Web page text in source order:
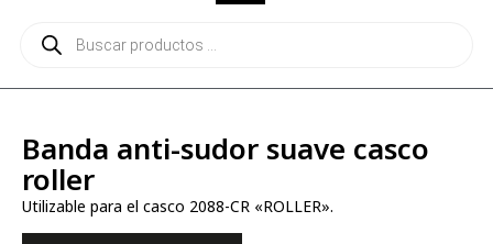
Banda anti-sudor suave casco
roller
Utilizable para el casco 2088-CR «ROLLER».